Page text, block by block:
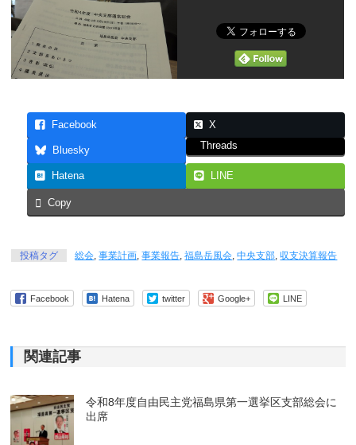
Facebook X
Bluesky Threads
Hatena LINE
Copy
投稿タグ 総会,事業計画,事業報告,福島岳風会,中央支部,収支決算報告
Facebook Hatena twitter Google+ LINE
関連記事
令和8年度自由民主党福島県第一選挙区支部総会に
出席